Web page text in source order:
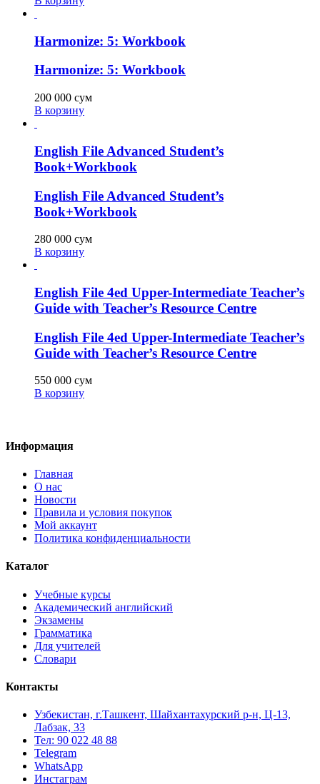
Harmonize: 5: Workbook
Harmonize: 5: Workbook
200 000 сум
В корзину
English File Advanced Student’s
Book+Workbook
English File Advanced Student’s
Book+Workbook
280 000 сум
В корзину
English File 4ed Upper-Intermediate Teacher’s
Guide with Teacher’s Resource Centre
English File 4ed Upper-Intermediate Teacher’s
Guide with Teacher’s Resource Centre
550 000 сум
В корзину
Информация
Главная
О нас
Новости
Правила и условия покупок
Мой аккаунт
Политика конфиденциальности
Каталог
Учебные курсы
Академический английский
Экзамены
Грамматика
Для учителей
Словари
Контакты
Узбекистан, г.Ташкент, Шайхантахурский р-н, Ц-13,
Лабзак, 33
Тел: 90 022 48 88
Telegram
WhatsApp
Инстаграм